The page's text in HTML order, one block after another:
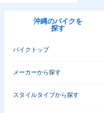
沖縄のバイクを
探す
バイクトップ
メーカーから探す
スタイルタイプから探す